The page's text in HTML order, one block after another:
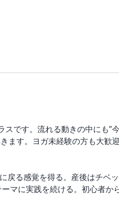
です。流れる動きの中にも”
ます。ヨガ未経験の方も大歓
戻る感覚を得る。産後はチベ
マに実践を続ける。初心者か